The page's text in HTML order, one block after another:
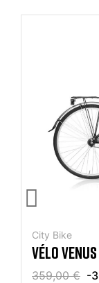
City Bike
VÉLO
MERCURIUS
359,00 € -